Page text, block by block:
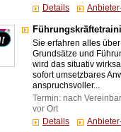
Details
Sie erfahren alles
Grundsätze und
wird das situativ
sofort umsetzbares
anspruchsvoller...
Termin: nach
vor Ort
Details